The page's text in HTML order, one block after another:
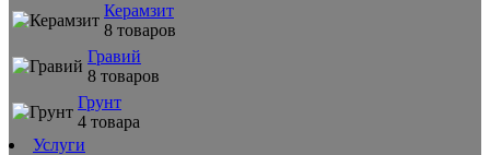
Керамзит
8 товаров
Гравий
8 товаров
Грунт
4 товара
Услуги